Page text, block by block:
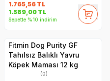
1.765,56 TL
1.589,00 TL
Sepette %10 indirim
Fitmin Dog Purity GF
Tahılsız Balıklı Yavru
Köpek Maması 12 kg
(0)